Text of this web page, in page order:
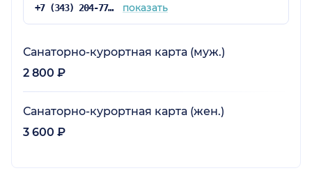
+7 (343) 204-77-00 показать
Санаторно-курортная карта (муж.)
2 800 ₽
Санаторно-курортная карта (жен.)
3 600 ₽